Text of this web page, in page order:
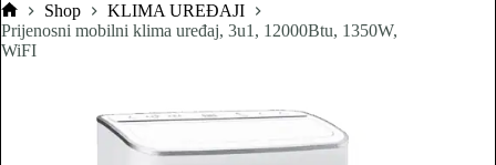
Pocetna
Shop
KLIMA UREĐAJI
Prijenosni mobilni klima uređaj, 3u1, 12000Btu, 1350W,
WiFI